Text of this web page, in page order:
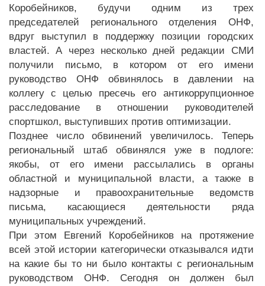
Коробейников, будучи одним из трех
председателей регионального отделения ОНФ,
вдруг выступил в поддержку позиции городских
властей. А через несколько дней редакции СМИ
получили письмо, в котором от его имени
руководство ОНФ обвинялось в давлении на
коллегу с целью пресечь его антикоррупционное
расследование в отношении руководителей
спортшкол, выступивших против оптимизации.
Позднее число обвинений увеличилось. Теперь
региональный штаб обвинялся уже в подлоге:
якобы, от его имени рассылались в органы
областной и муниципальной власти, а также в
надзорные и правоохранительные ведомств
письма, касающиеся деятельности ряда
муниципальных учреждений.
При этом Евгений Коробейников на протяжение
всей этой истории категорически отказывался идти
на какие бы то ни было контакты с региональным
руководством ОНФ. Сегодня он должен был